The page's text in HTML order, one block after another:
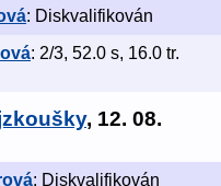
: Diskvalifikován
: 2/3, 52.0 s, 16.0 tr.
, 12. 08.
: Diskvalifikován